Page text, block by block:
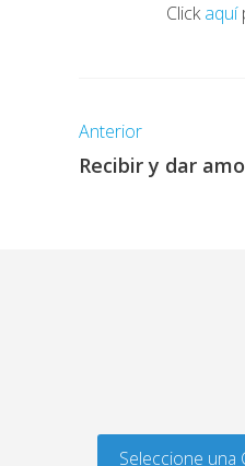
Clickaquí
Anterior
Recibir y dar